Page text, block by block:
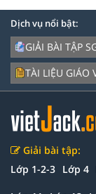
Dịch vụ nổi bật:
GIẢI BÀI TẬP
TÀI LIỆU GIÁO
Giải bài tập:
Lớp 1-2-3 Lớp 4